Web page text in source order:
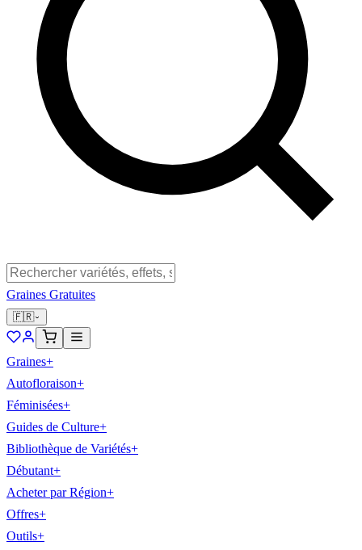
Graines Gratuites
🇫🇷
Graines+
Autofloraison+
Féminisées+
Guides de Culture+
Bibliothèque de Variétés+
Débutant+
Acheter par Région+
Offres+
Outils+